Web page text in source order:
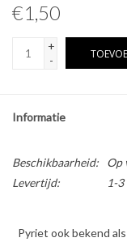
€1,50
+
-
Informatie
Beschikbaarheid: Op
Levertijd:
1-3
Pyriet ook bekend